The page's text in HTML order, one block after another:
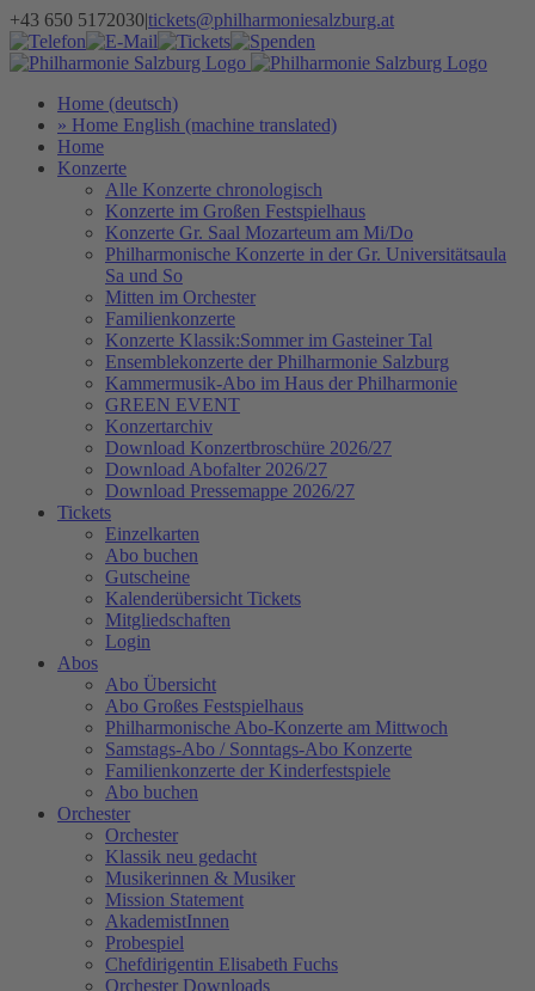
Zum
Inhalt
springen
+43 650 5172030|tickets@philharmoniesalzburg.at
Facebook
YouTube
Instagram
Telefon
E-
Mail
Tickets Spenden
Home (deutsch)
» Home English (machine translated)
Home
Konzerte
Alle Konzerte chronologisch
Konzerte im Großen Festspielhaus
Konzerte Gr. Saal Mozarteum am Mi/Do
Philharmonische Konzerte in der Gr. Universitätsaula
Sa und So
Mitten im Orchester
Familienkonzerte
Konzerte Klassik:Sommer im Gasteiner Tal
Ensemblekonzerte der Philharmonie Salzburg
Kammermusik-Abo im Haus der Philharmonie
GREEN EVENT
Konzertarchiv
Download Konzertbroschüre 2026/27
Download Abofalter 2026/27
Download Pressemappe 2026/27
Tickets
Einzelkarten
Abo buchen
Gutscheine
Kalenderübersicht Tickets
Mitgliedschaften
Login
Abos
Abo Übersicht
Abo Großes Festspielhaus
Philharmonische Abo-Konzerte am Mittwoch
Samstags-Abo / Sonntags-Abo Konzerte
Familienkonzerte der Kinderfestspiele
Abo buchen
Orchester
Orchester
Klassik neu gedacht
Musikerinnen & Musiker
Mission Statement
AkademistInnen
Probespiel
Chefdirigentin Elisabeth Fuchs
Orchester Downloads